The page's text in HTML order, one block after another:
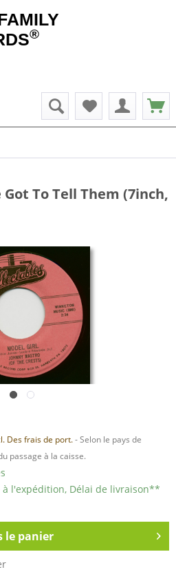
®
To Tell Them (7inch,
Des frais de port.- Selon le pays de
passage à la caisse.
l'expédition, Délai de livraison**
le panier